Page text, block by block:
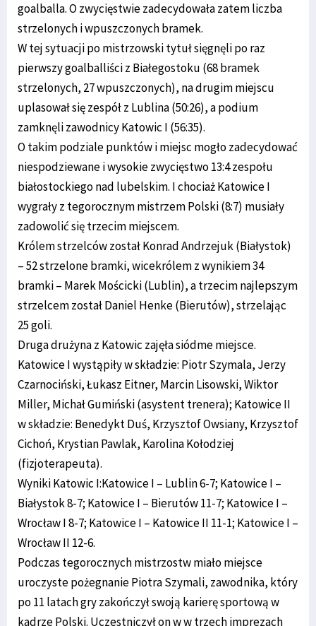
goalballa. O zwycięstwie zadecydowała zatem liczba
strzelonych i wpuszczonych bramek.
W tej sytuacji po mistrzowski tytuł sięgnęli po raz
pierwszy goalballiści z Białegostoku (68 bramek
strzelonych, 27 wpuszczonych), na drugim miejscu
uplasował się zespół z Lublina (50:26), a podium
zamknęli zawodnicy Katowic I (56:35).
O takim podziale punktów i miejsc mogło zadecydować
niespodziewane i wysokie zwycięstwo 13:4 zespołu
białostockiego nad lubelskim. I chociaż Katowice I
wygrały z tegorocznym mistrzem Polski (8:7) musiały
zadowolić się trzecim miejscem.
Królem strzelców został Konrad Andrzejuk (Białystok)
– 52 strzelone bramki, wicekrólem z wynikiem 34
bramki – Marek Mościcki (Lublin), a trzecim najlepszym
strzelcem został Daniel Henke (Bierutów), strzelając
25 goli.
Druga drużyna z Katowic zajęła siódme miejsce.
Katowice I wystąpiły w składzie: Piotr Szymala, Jerzy
Czarnociński, Łukasz Eitner, Marcin Lisowski, Wiktor
Miller, Michał Gumiński (asystent trenera); Katowice II
w składzie: Benedykt Duś, Krzysztof Owsiany, Krzysztof
Cichoń, Krystian Pawlak, Karolina Kołodziej
(fizjoterapeuta).
Wyniki Katowic I:Katowice I – Lublin 6-7; Katowice I –
Białystok 8-7; Katowice I – Bierutów 11-7; Katowice I –
Wrocław I 8-7; Katowice I – Katowice II 11-1; Katowice I –
Wrocław II 12-6.
Podczas tegorocznych mistrzostw miało miejsce
uroczyste pożegnanie Piotra Szymali, zawodnika, który
po 11 latach gry zakończył swoją karierę sportową w
kadrze Polski. Uczestniczył on w w trzech imprezach